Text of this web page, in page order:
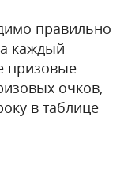
правильно
каждый
призовые
очков,
в таблице